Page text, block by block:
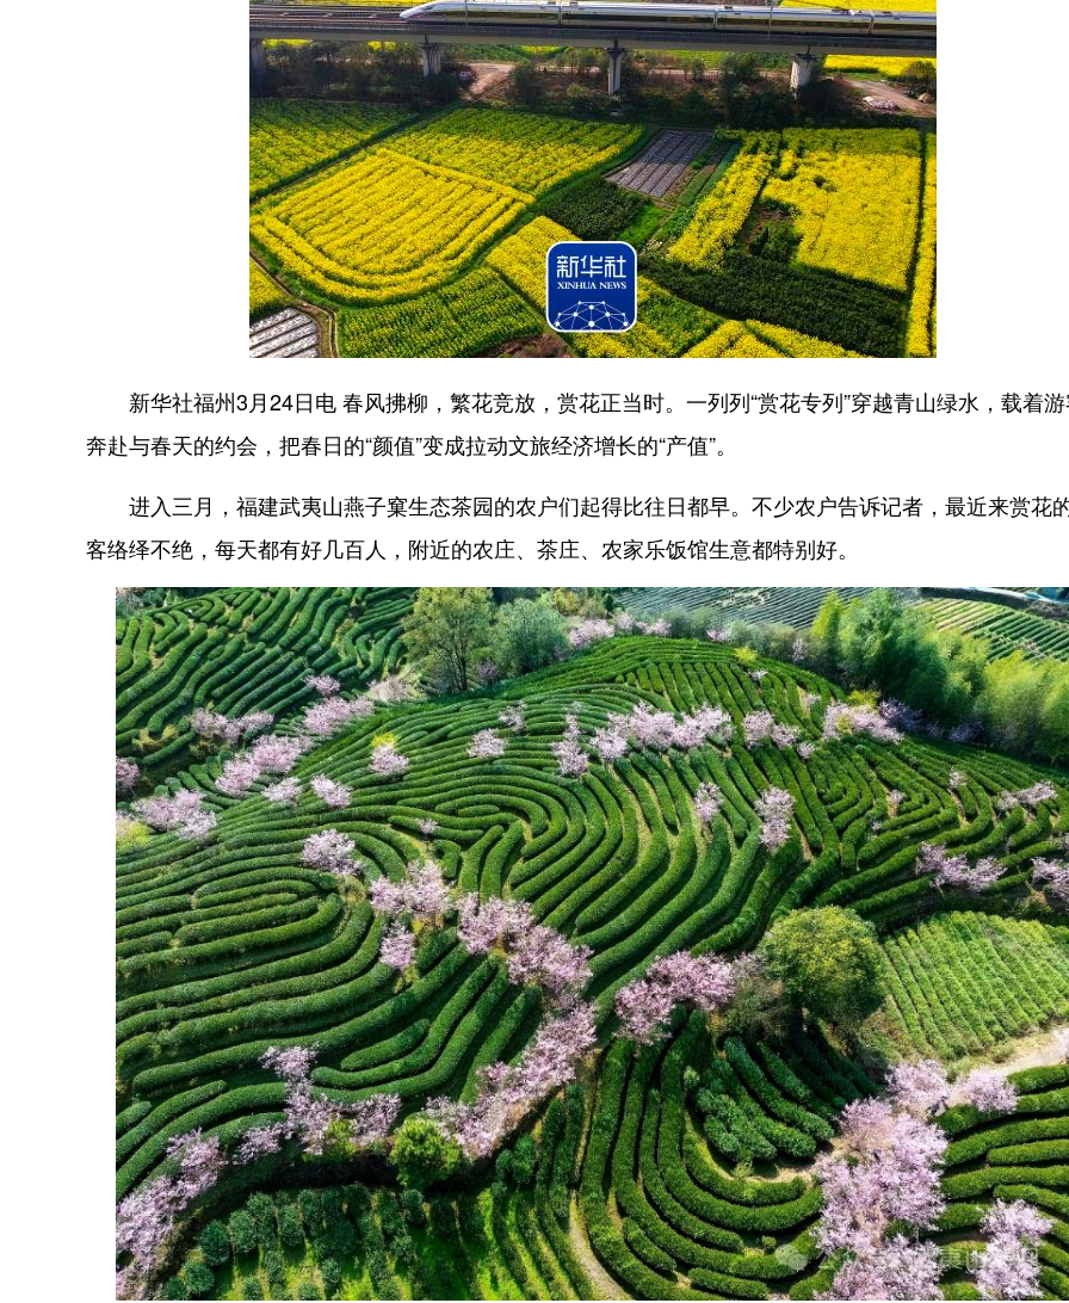
新华社福州3月24日电 春风拂柳，繁花竞放，赏花正当时。一列列“赏花专列”穿越青山绿水，载着
奔赴与春天的约会，把春日的“颜值”变成拉动文旅经济增长的“产值”。
进入三月，福建武夷山燕子窠生态茶园的农户们起得比往日都早。不少农户告诉记者，最近来赏花
客络绎不绝，每天都有好几百人，附近的农庄、茶庄、农家乐饭馆生意都特别好。